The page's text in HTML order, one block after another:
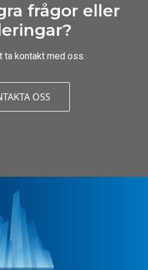
frågor eller
ta kontakt med oss.
OSS